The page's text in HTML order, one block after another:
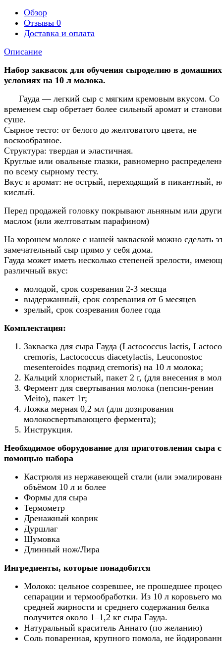
Обзор
Отзывы 0
Доставка и оплата
Описание
Набор заквасок для обучения сыроделию в домашних
условиях на 10 л молока.
Гауда — легкий сыр с мягким кремовым вкусом. Со
временем сыр обретает более сильный аромат и
суше.
Сырное тесто: от белого до желтоватого цвета, не
воскообразное.
Структура: твердая и эластичная.
Круглые или овальные глазки, равномерно
по всему сырному тесту.
Вкус и аромат: не острый, переходящий в пикантный,
кислый.
Перед продажей головку покрывают льняным или
маслом (или желтоватым парафином)
На хорошем молоке с нашей закваской можно сделать
замечательный сыр прямо у себя дома.
Гауда может иметь несколько степеней зрелости,
различный вкус:
молодой, срок созревания 2-3 месяца
выдержанный, срок созревания от 6 месяцев
зрелый, срок созревания более года
Комплектация:
Закваска для сыра Гауда (Lactococcus lactis,
cremoris, Lactococcus diacetylactis, Leuconostoc
mesenteroides подвид cremoris) на 10 л молока;
Кальций хлористый, пакет 2 г, (для внесения в
Фермент для свертывания молока (пепсин-ренин
Meito), пакет 1г;
Ложка мерная 0,2 мл (для дозирования
молокосвертывающего фермента);
Инструкция.
Необходимое оборудование для приготовления сыра с
помощью набора
Кастрюля из нержавеющей стали (или
объёмом 10 л и более
Формы для сыра
Термометр
Дренажный коврик
Дуршлаг
Шумовка
Длинный нож/Лира
Ингредиенты, которые понадобятся
Молоко: цельное созревшее, не прошедшее
сепарации и термообработки. Из 10 л коровьего
средней жирности и среднего содержания белка
получится около 1–1,2 кг сыра Гауда.
Натуральный краситель Аннато (по желанию)
Соль поваренная, крупного помола, не